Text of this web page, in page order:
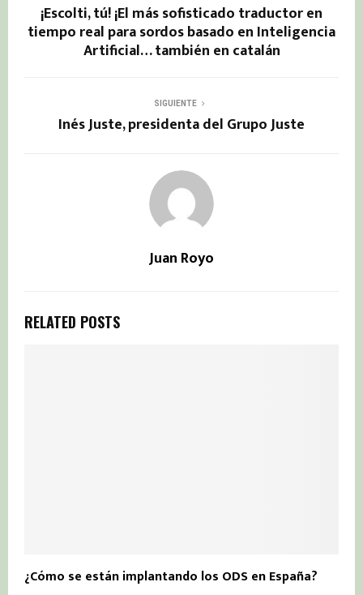
¡Escolti, tú! ¡El más sofisticado traductor en
tiempo real para sordos basado en Inteligencia
Artificial… también en catalán
SIGUIENTE
Inés Juste, presidenta del Grupo Juste
Juan Royo
RELATED POSTS
¿Cómo se están implantando los ODS en España?